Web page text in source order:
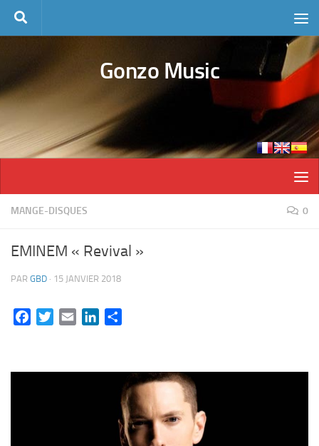
Skip to content
Gonzo Music
MANGE-DISQUES 0
EMINEM « Revival »
PAR GBD · 15 JANVIER 2018
FacebookTwitterEmail LinkedIn